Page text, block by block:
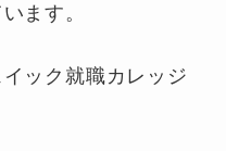
ます。
ック就職カレッジ